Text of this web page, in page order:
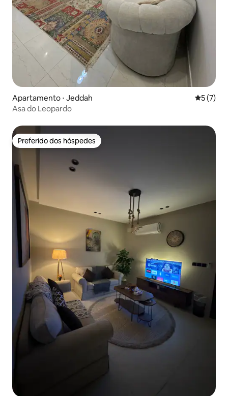
Apartamento ⋅ Jeddah 5 de
5 (7)
Asa do Leopardo
Preferido dos hóspedes
Preferido dos hóspedes